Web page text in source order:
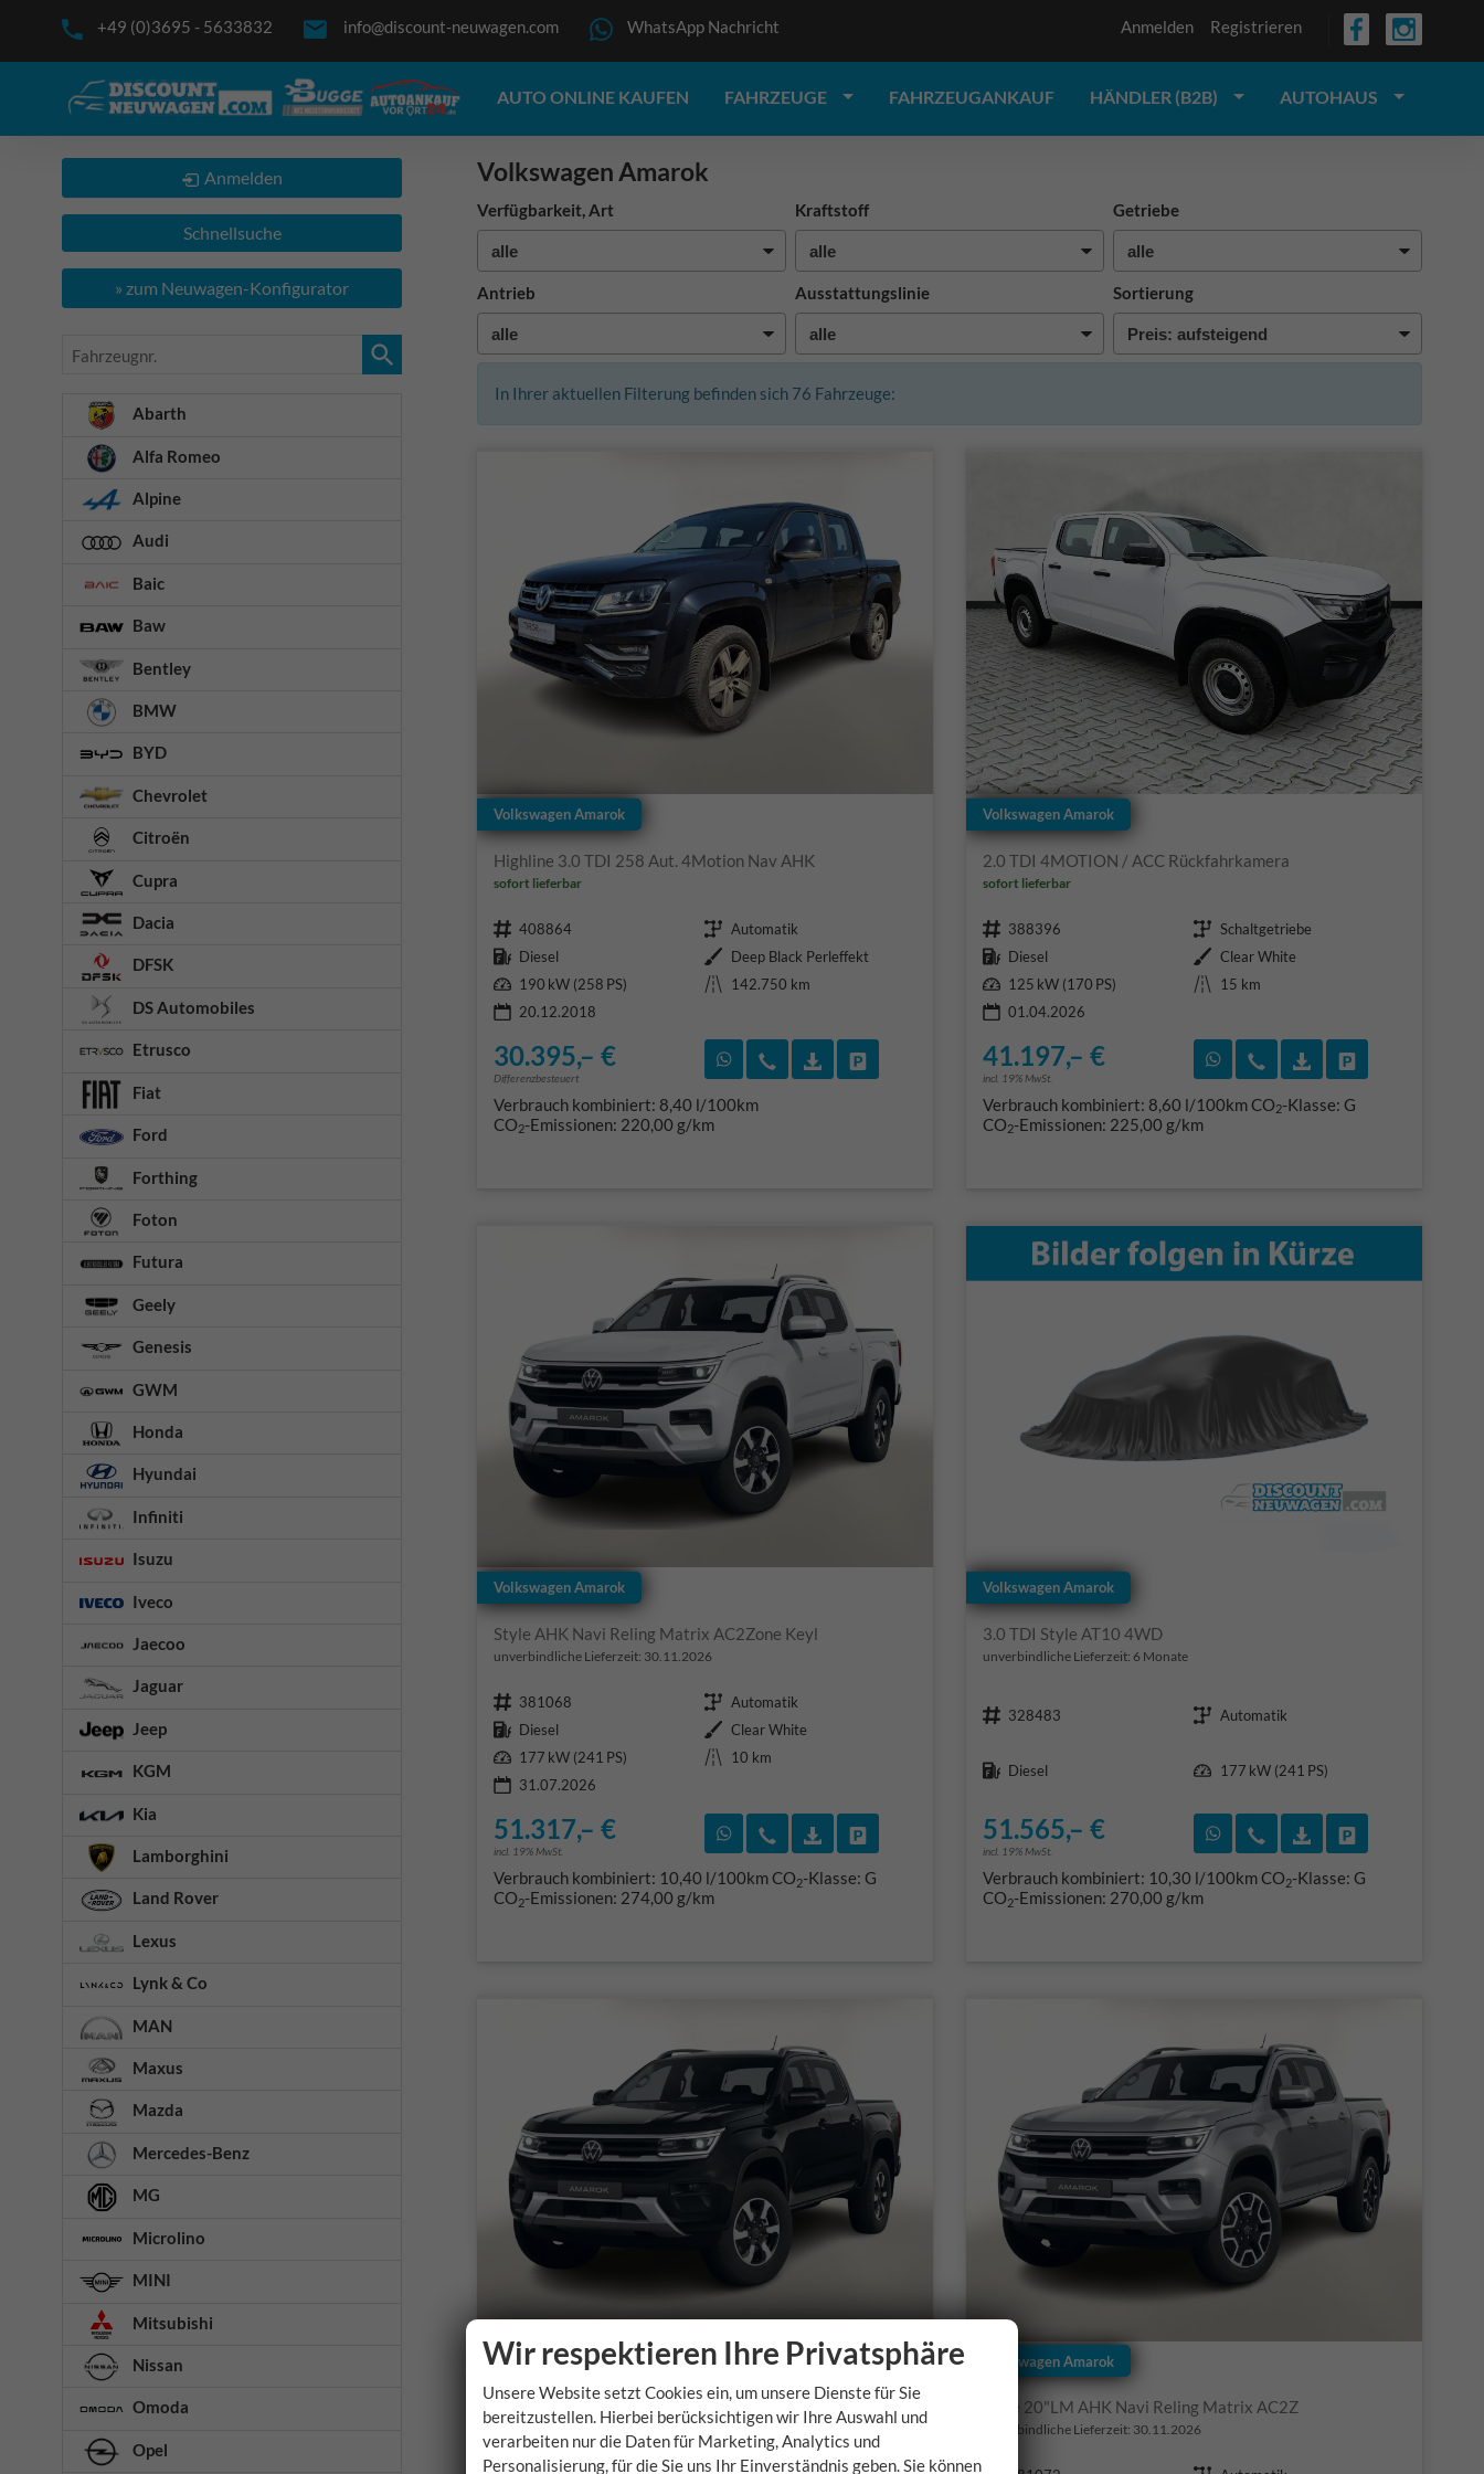
+49 (0)3695 - 5633832 info@discount-neuwagen.com WhatsApp Nachricht Anmelden Registrieren
AUTO ONLINE KAUFEN FAHRZEUGE FAHRZEUGANKAUF HÄNDLER (B2B) AUTOHAUS
Volkswagen Amarok
Verfügbarkeit, Art Kraftstoff Getriebe
Antrieb Ausstattungslinie Sortierung
In Ihrer aktuellen Filterung befinden sich 76 Fahrzeuge:
Volkswagen Amarok
Highline 3.0 TDI 258 Aut. 4Motion Nav AHK
sofort lieferbar
Fahrzeugnr. 408864 Getriebe Automatik
Kraftstoff Diesel Außenfarbe Deep Black Perleffekt
Leistung 190 kW (258 PS) Kilometerstand
142.750 km
20.12.2018
30.395,– €
Differenzbesteuert
Rückruf vereinbaren
Wir rufen Sie an
Fahrzeugexposé (PDF)
Fahrzeug parken
Verbrauch kombiniert: 8,40 l/100km
CO2-Emissionen: 220,00 g/km
Volkswagen Amarok
2.0 TDI 4MOTION / ACC Rückfahrkamera
sofort lieferbar
Fahrzeugnr. 388396 Getriebe Schaltgetriebe
Kraftstoff Diesel Außenfarbe Clear White
Leistung 125 kW (170 PS) Kilometerstand
15 km
01.04.2026
41.197,– €
incl. 19% MwSt.
Rückruf vereinbaren
Wir rufen Sie an
Fahrzeugexposé
Verbrauch kombiniert: 8,60 l/100kmCO2-Klasse: G
CO2-Emissionen: 225,00 g/km
Volkswagen Amarok
Style AHK Navi Reling Matrix AC2Zone Keyl
unverbindliche Lieferzeit: 30.11.2026
Fahrzeugnr. 381068 Getriebe Automatik
Kraftstoff Diesel Außenfarbe Clear White
Leistung 177 kW (241 PS) Kilometerstand
10 km
31.07.2026
51.317,– €
incl. 19% MwSt.
Rückruf vereinbaren
Wir rufen Sie an
Fahrzeugexposé (PDF)
Fahrzeug parken
Verbrauch kombiniert: 10,40 l/100kmCO2-Klasse: G
CO2-Emissionen: 274,00 g/km
Volkswagen Amarok
3.0 TDI Style AT10 4WD
unverbindliche Lieferzeit: 6 Monate
328483
Automatik
Diesel
177 kW (241 PS)
51.565,– €
incl. 19% MwSt.
Rückruf vereinbaren
Wir rufen Sie an
Fahrzeugexposé
Verbrauch kombiniert: 10,30 l/100kmCO2-Klasse: G
CO2-Emissionen: 270,00 g/km
Volkswagen Amarok
Style AHK Navi Reling Matrix AC2Zone Keyl
Volkswagen Amarok
Style 20"LM AHK Navi Reling Matrix AC2Z
unverbindliche Lieferzeit: 30.11.2026
Anmelden
Schnellsuche
» zum Neuwagen-Konfigurator
Fahrzeugnr.
Abarth
Alfa Romeo
Alpine
Audi
Baic
Baw
Bentley
BMW
BYD
Chevrolet
Citroën
Cupra
Dacia
DFSK
DS Automobiles
Etrusco
Fiat
Ford
Forthing
Foton
Futura
Geely
Genesis
GWM
Honda
Hyundai
Infiniti
Isuzu
Iveco
Jaecoo
Jaguar
Jeep
KGM
Kia
Lamborghini
Land Rover
Lexus
Lynk & Co
MAN
Maxus
Mazda
Mercedes-Benz
MG
Microlino
MINI
Mitsubishi
Nissan
Omoda
Opel
Wir respektieren Ihre Privatsphäre
Unsere Website setzt Cookies ein, um unsere Dienste für Sie
bereitzustellen. Hierbei berücksichtigen wir Ihre Auswahl und
verarbeiten nur die Daten für Marketing, Analytics und
Personalisierung, für die Sie uns Ihr Einverständnis geben. Sie können